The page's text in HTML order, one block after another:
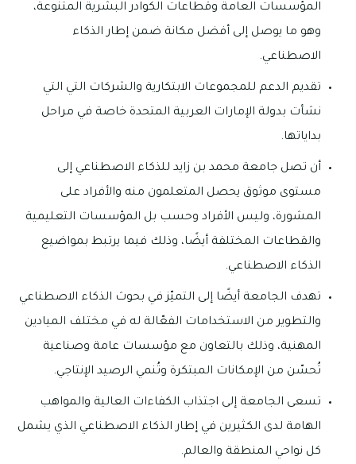
المؤسسات العامة وقطاعات الكوادر البشرية المتنوعة،
وهو ما يوصل إلى أفضل مكانة ضمن إطار الذكاء
الاصطناعي.
تقديم الدعم للمجموعات الابتكارية والشركات التي التي
نشأت بدولة الإمارات العربية المتحدة خاصة في مراحل
بداياتها.
أن تصل جامعة محمد بن زايد للذكاء الاصطناعي إلى
مستوى موثوق يحصل المتعلمون منه والأفراد على
المشورة، وليس الأفراد وحسب بل المؤسسات التعليمية
والقطاعات المختلفة أيضًا، وذلك فيما يرتبط بمواضيع
الذكاء الاصطناعي.
تهدف الجامعة أيضًا إلى التميّز في بحوث الذكاء الاصطناعي
والتطوير من الاستخدامات الفعّالة له في مختلف الميادين
المهنية، وذلك بالتعاون مع مؤسسات عامة وصناعية
تُحسّن من الإمكانات المبتكرة وتُنمي الرصيد الإنتاجي.
تسعى الجامعة إلى اجتذاب الكفاءات العالية والمواهب
الهامة لدى الكثيرين في إطار الذكاء الاصطناعي الذي يشمل
كل نواحي المنطقة والعالم.